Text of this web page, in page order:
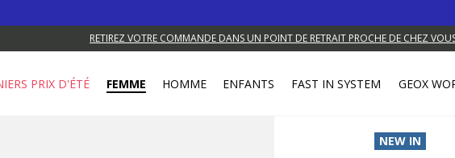
RETIREZ VOTRE COMMANDE DANS UN POINT DE RETRAIT PROCHE DE CHEZ
PRIX D'ÉTÉ FEMME HOMME ENFANTS FAST IN SYSTEM GEOX
NEW IN